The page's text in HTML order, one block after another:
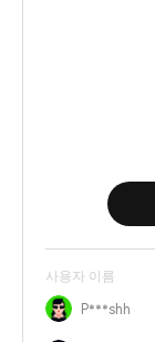
사용자 이름
P***shh